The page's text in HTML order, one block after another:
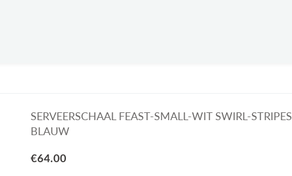
SERVEERSCHAAL FEAST-SMALL-WIT SWIRL-STRIPES
BLAUW
€64.00